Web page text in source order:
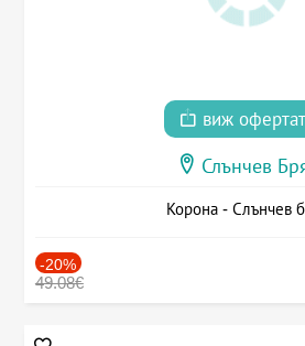
виж
Слънчев
Корона - Слънчев
-20%
49.08€